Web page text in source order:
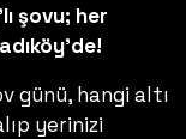
şovu; her
günü, hangi altı
yerinizi